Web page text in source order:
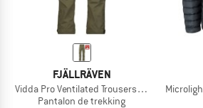
FJÄLLRÄVEN
Vidda Pro Ventilated Trousers Exclusive
Pantalon de trekking